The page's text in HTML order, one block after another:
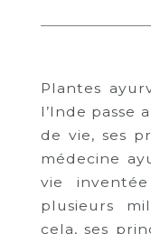
Plantes
l’Inde passe
de vie, ses
médecine
vie
plusieurs
cela, ses